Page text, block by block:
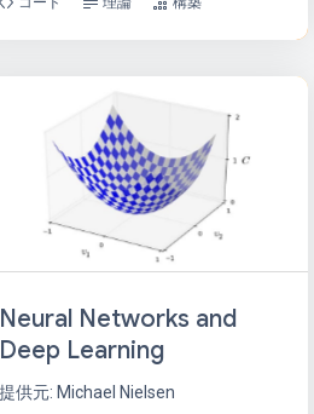
Neural Networks and
Deep Learning
提供元: Michael Nielsen